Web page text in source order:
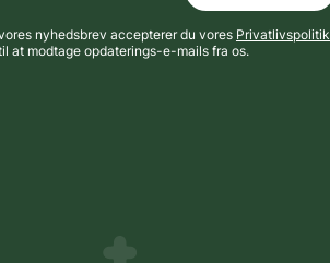
nyhedsbrev accepterer du vores Privatlivspolitik
at modtage opdaterings-e-mails fra os.